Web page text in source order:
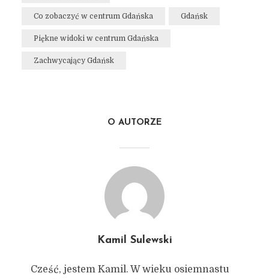
Co zobaczyć w centrum Gdańska Gdańsk
Piękne widoki w centrum Gdańska
Zachwycający Gdańsk
O AUTORZE
Kamil Sulewski
Cześć, jestem Kamil. W wieku osiemnastu